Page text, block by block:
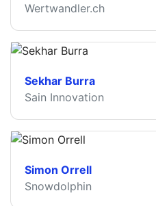
Wertwandler.ch
Sekhar Burra
Sain Innovation
Simon Orrell
Snowdolphin